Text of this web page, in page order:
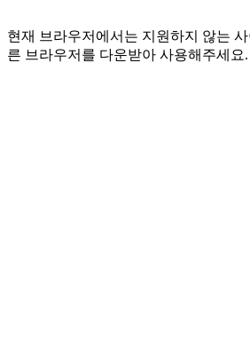
현재 브라우저에서는 지원하지 않는
른 브라우저를 다운받아 사용해주세요.